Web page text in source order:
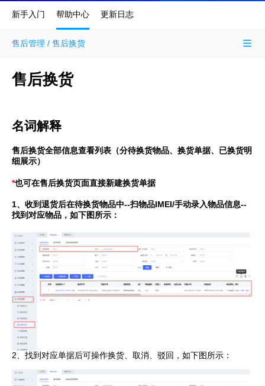
新手入门 帮助中心 更新日志
售后管理 / 售后换货
售后换货
名词解释
售后换货全部信息查看列表（分待换货物品、换货单据、已换货明
细展示）
*也可在售后换货页面直接新建换货单据
1、收到退货后在待换货物品中--扫物品IMEI/手动录入物品信息--
找到对应物品，如下图所示：
2、找到对应单据后可操作换货、取消、驳回，如下图所示：